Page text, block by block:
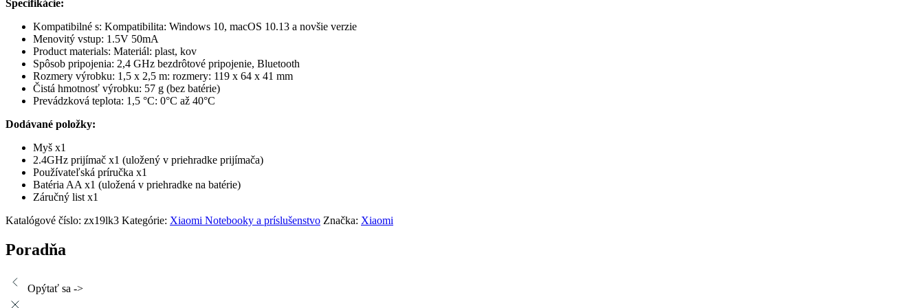
Špecifikácie:
Kompatibilné s: Kompatibilita: Windows 10, macOS 10.13 a novšie verzie
Menovitý vstup: 1.5V 50mA
Product materials: Materiál: plast, kov
Spôsob pripojenia: 2,4 GHz bezdrôtové pripojenie, Bluetooth
Rozmery výrobku: 1,5 x 2,5 m: rozmery: 119 x 64 x 41 mm
Čistá hmotnosť výrobku: 57 g (bez batérie)
Prevádzková teplota: 1,5 °C: 0°C až 40°C
Dodávané položky:
Myš x1
2.4GHz prijímač x1 (uložený v priehradke prijímača)
Používateľská príručka x1
Batéria AA x1 (uložená v priehradke na batérie)
Záručný list x1
Katalógové číslo: zx19lk3 Kategórie: Xiaomi Notebooky a príslušenstvo Značka: Xiaomi
Poradňa
Opýtať sa ->